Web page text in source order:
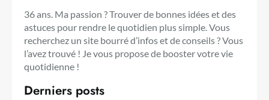
36 ans. Ma passion ? Trouver de bonnes idées et des
astuces pour rendre le quotidien plus simple. Vous
recherchez un site bourré d’infos et de conseils ? Vous
l’avez trouvé ! Je vous propose de booster votre vie
quotidienne !
Derniers posts